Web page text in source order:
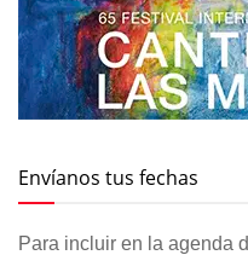
Envíanos tus fechas
Para incluir en la agenda